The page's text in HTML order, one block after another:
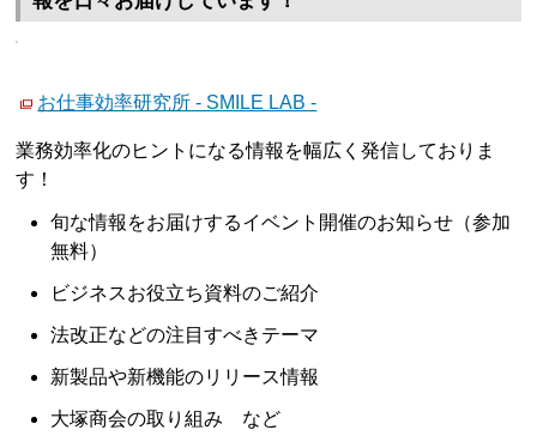
お仕事効率研究所 - SMILE LAB -
業務効率化のヒントになる情報を幅広く発信しておりま
す！
旬な情報をお届けするイベント開催のお知らせ（参加
無料）
ビジネスお役立ち資料のご紹介
法改正などの注目すべきテーマ
新製品や新機能のリリース情報
大塚商会の取り組み など